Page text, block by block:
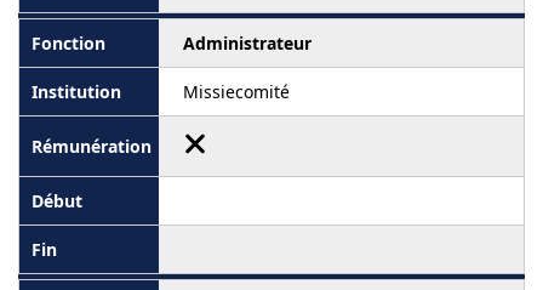
Administrateur
Missiecomité